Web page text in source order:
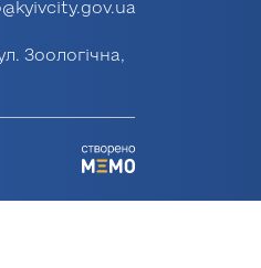
Зоологічна,